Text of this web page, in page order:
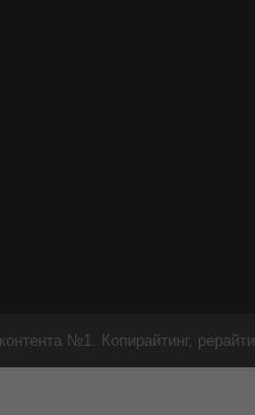
№1. Копирайтинг,